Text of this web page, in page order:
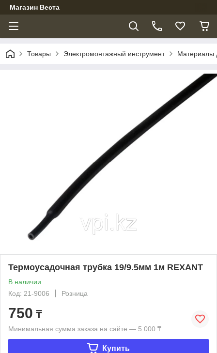
Магазин Веста
Товары Электромонтажный инструмент Материалы
Термоусадочная трубка 19/9.5мм 1м REXANT
В наличии
Код: 21-9006
Розница
750 ₸
Минимальная сумма заказа на сайте — 5 000 ₸
Купить